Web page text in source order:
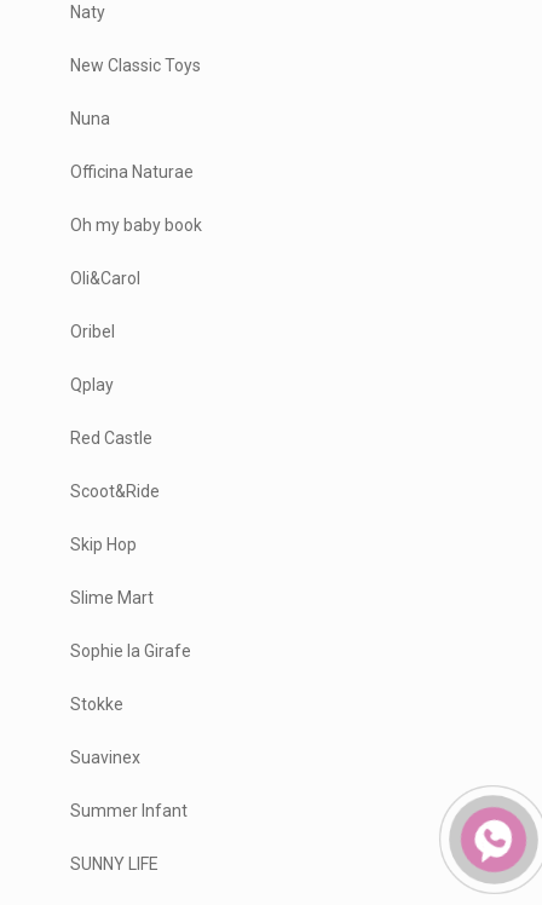
Naty
New Classic Toys
Nuna
Officina Naturae
Oh my baby book
Oli&Carol
Oribel
Qplay
Red Castle
Scoot&Ride
Skip Hop
Slime Mart
Sophie la Girafe
Stokke
Suavinex
Summer Infant
SUNNY LIFE